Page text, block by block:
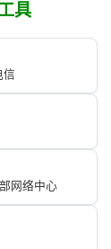
具
信
网络中心